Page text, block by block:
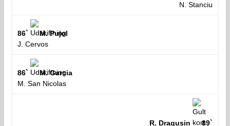
N. Stanciu
86`
M. Pujol
J. Cervos
86`
M. Garcia
M. San Nicolas
R. Dragusin 89`